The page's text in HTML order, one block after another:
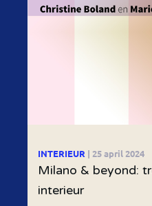
INTERIEUR | 25 april 2024
Milano & beyond:
interieur